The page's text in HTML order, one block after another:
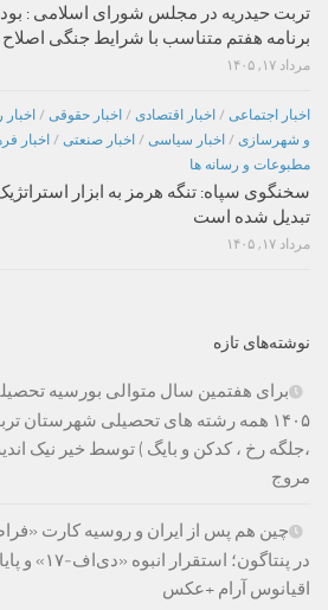
برنامه هفتم متناسب با شرایط جنگی
مرداد ۱۷, ۱۴۰۵
اخبار اجتماعی / اخبار اقتصادی / اخبار حقوقی / اخبار
و شهرسازی / اخبار سیاسی / اخبار صنعتی / اخبار
مطبوعات و رسانه ها
سخنگوی سپاه: تنگه هرمز به ابزار
تبدیل شده است
مرداد ۱۷, ۱۴۰۵
نوشته‌های تازه
برای هفتمین سال متوالی بورسیه
۱۴۰۵ همه رشته های تحصیلی شهرستان
،جلگه رخ ، کدکن و بایگ ) توسط خیر نیک
مروج
چین هم پس از ایران و روسیه کارت
در پنتاگون؛
اقیانوس آرام +عکس